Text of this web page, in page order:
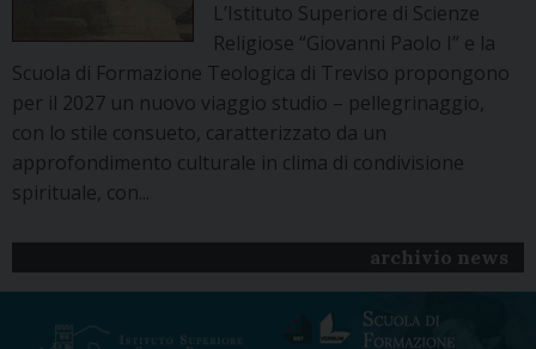
L’Istituto Superiore di Scienze
Religiose “Giovanni Paolo I” e la
Scuola di Formazione Teologica di Treviso propongono
per il 2027 un nuovo viaggio studio – pellegrinaggio,
con lo stile consueto, caratterizzato da un
approfondimento culturale in clima di condivisione
spirituale, con...
archivio news